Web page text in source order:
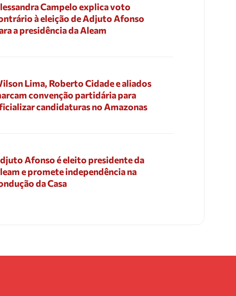
Campelo explica voto
à eleição de Adjuto Afonso
a presidência da Aleam
Lima, Roberto Cidade e aliados
convenção partidária para
candidaturas no Amazonas
Afonso é eleito presidente da
e promete independência na
da Casa